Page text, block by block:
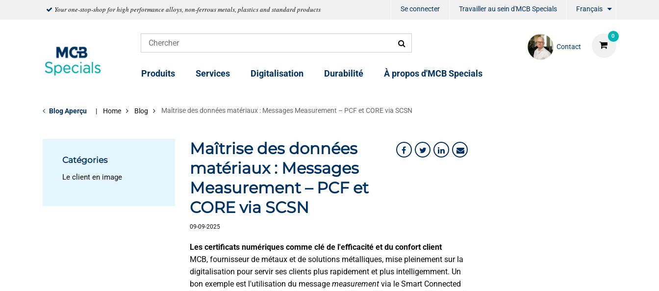
Your one-stop-shop for high performance alloys, non-ferrous metals, plastics and standard products Se connecter Travailler au sein d'MCB Specials Français
0
Contact
Produits Services Digitalisation Durabilité À propos d'MCB Specials
Blog Aperçu Home Blog Maîtrise des données matériaux : Messages Measurement – PCF et CORE via SCSN
Catégories
Le client en image
Maîtrise des données
matériaux : Messages
Measurement – PCF et
CORE via SCSN
09-09-2025
Les certificats numériques comme clé de l'efficacité et du confort client
MCB, fournisseur de métaux et de solutions métalliques, mise pleinement sur la
digitalisation pour servir ses clients plus rapidement et plus intelligemment. Un
bon exemple est l'utilisation du message measurement via le Smart Connected